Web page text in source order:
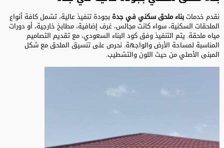
نقدم خدماتبناء ملحق سكني في جدة بجودة تنفيذ عالية، تشمل كافة أنواع
الملحقات السكنية، سواء كانت مجالس، غرف إضافية، مطابخ خارجية، أو دورات
مياه ملحقة. يتم التنفيذ وفق كود البناء السعودي، مع تقديم التصاميم
المناسبة لمساحة الأرض والواجهة. نحرص على تنسيق الملحق مع شكل
المبنى الأصلي من حيث اللون والتشطيب.